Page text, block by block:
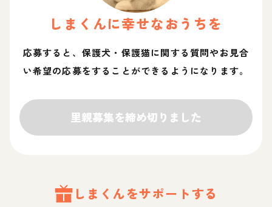
しま くんに幸せなおうちを
応募すると、保護犬・保護猫に関する質問やお見合
い希望の応募をすることができるようになります。
里親募集を締め切りました
しま くんをサポートする